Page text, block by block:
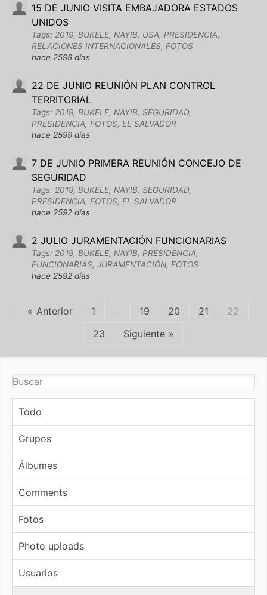
15 DE JUNIO VISITA EMBAJADORA ESTADOS
UNIDOS
Tags: 2019, BUKELE, NAYIB, USA, PRESIDENCIA,
RELACIONES INTERNACIONALES, FOTOS
hace 2599 días
22 DE JUNIO REUNIÓN PLAN CONTROL
TERRITORIAL
Tags: 2019, BUKELE, NAYIB, SEGURIDAD,
PRESIDENCIA, FOTOS, EL SALVADOR
hace 2599 días
7 DE JUNIO PRIMERA REUNIÓN CONCEJO DE
SEGURIDAD
Tags: 2019, BUKELE, NAYIB, SEGURIDAD,
PRESIDENCIA, FOTOS, EL SALVADOR
hace 2592 días
2 JULIO JURAMENTACIÓN FUNCIONARIAS
Tags: 2019, BUKELE, NAYIB, PRESIDENCIA,
FUNCIONARIAS, JURAMENTACIÓN, FOTOS
hace 2592 días
Anterior 1 19 20 21
22
23
Siguiente
Todo
Grupos
Álbumes
Comments
Fotos
Photo uploads
Usuarios